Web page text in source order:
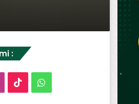
:
TikTokWhatsApp